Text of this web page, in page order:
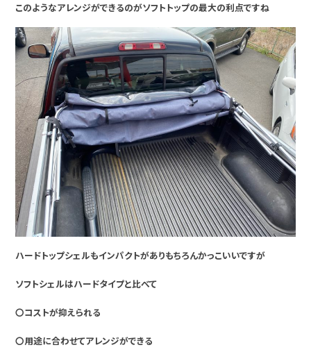
このようなアレンジができるのがソフトトップの最大の利点ですね
ハードトップシェルもインパクトがありもちろんかっこいいですが
ソフトシェルはハードタイプと比べて
〇コストが抑えられる
〇用途に合わせてアレンジができる